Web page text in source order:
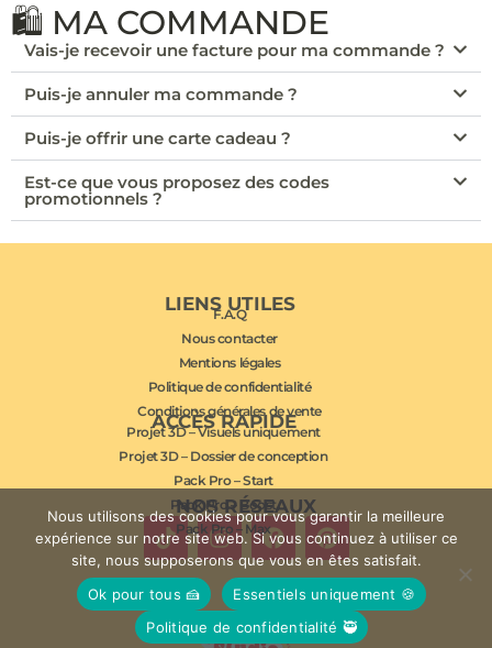
🛍️ MA COMMANDE
Vais-je recevoir une facture pour ma commande ?
Puis-je annuler ma commande ?
Puis-je offrir une carte cadeau ?
Est-ce que vous proposez des codes
promotionnels ?
NOS RÉSEAUX
ACCÈS RAPIDE
Projet 3D – Visuels uniquement
Projet 3D – Dossier de conception
Pack Pro – Start
Pack Pro – Boost
Pack Pro – Max
LIENS UTILES
F.A.Q
Nous contacter
Mentions légales
Politique de confidentialité
Conditions générales de vente
Nous utilisons des cookies pour vous garantir la meilleure
expérience sur notre site web. Si vous continuez à utiliser ce
site, nous supposerons que vous en êtes satisfait.
Ok pour tous 🍰
Essentiels uniquement 🍪
Politique de confidentialité 🥷